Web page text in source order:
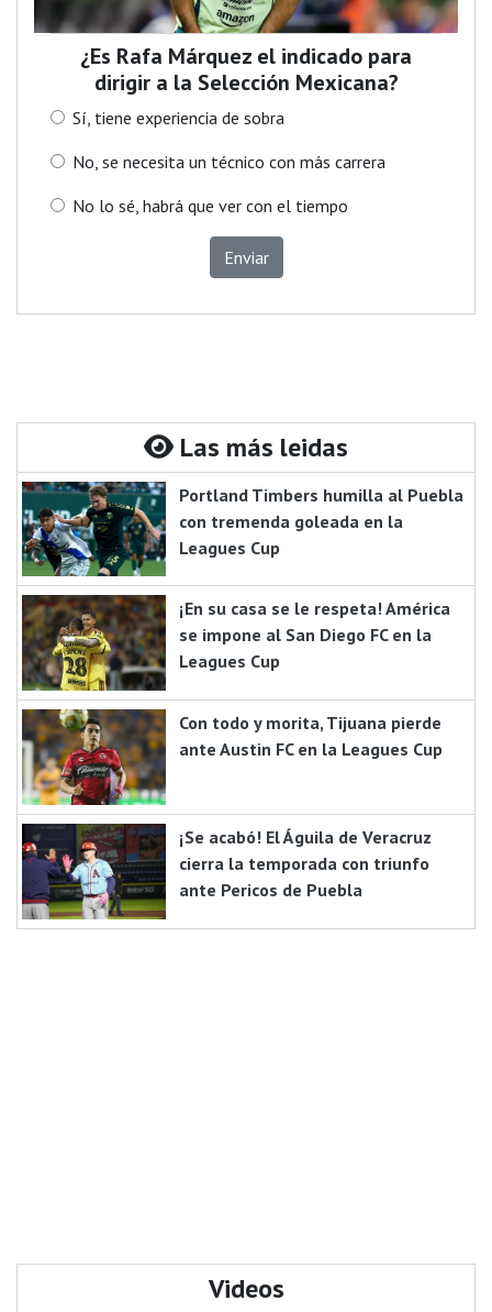
¿Es Rafa Márquez el indicado para
dirigir a la Selección Mexicana?
Sí, tiene experiencia de sobra
No, se necesita un técnico con más carrera
No lo sé, habrá que ver con el tiempo
Enviar
Las más leidas
Portland Timbers humilla al Puebla
con tremenda goleada en la
Leagues Cup
¡En su casa se le respeta! América
se impone al San Diego FC en la
Leagues Cup
Con todo y morita, Tijuana pierde
ante Austin FC en la Leagues Cup
¡Se acabó! El Águila de Veracruz
cierra la temporada con triunfo
ante Pericos de Puebla
Videos